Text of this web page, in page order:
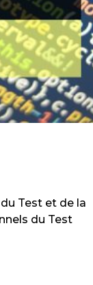
Test et de la
du Test